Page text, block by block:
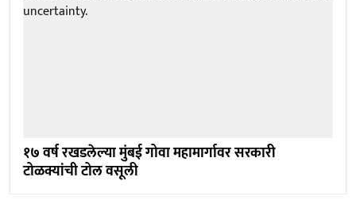
१७ वर्ष रखडलेल्या मुंबई गोवा महामार्गावर सरकारी
टोळक्यांची टोल वसूली